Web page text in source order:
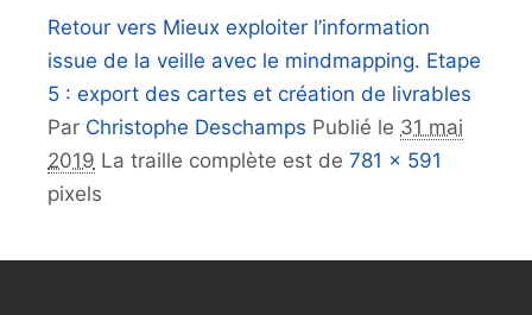
Retour vers Mieux exploiter l’information
issue de la veille avec le mindmapping. Etape
5 : export des cartes et création de livrables
Par Christophe Deschamps Publié le 31 mai
2019 La traille complète est de 781 × 591
pixels